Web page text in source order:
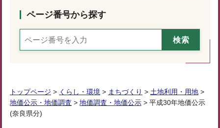
ページ番号から探す
トップページ > くらし・環境 > まちづくり > 土地利用・用地 >
地価公示・地価調査 > 地価調査・地価公示 > 平成30年地価公示
(奈良県分)